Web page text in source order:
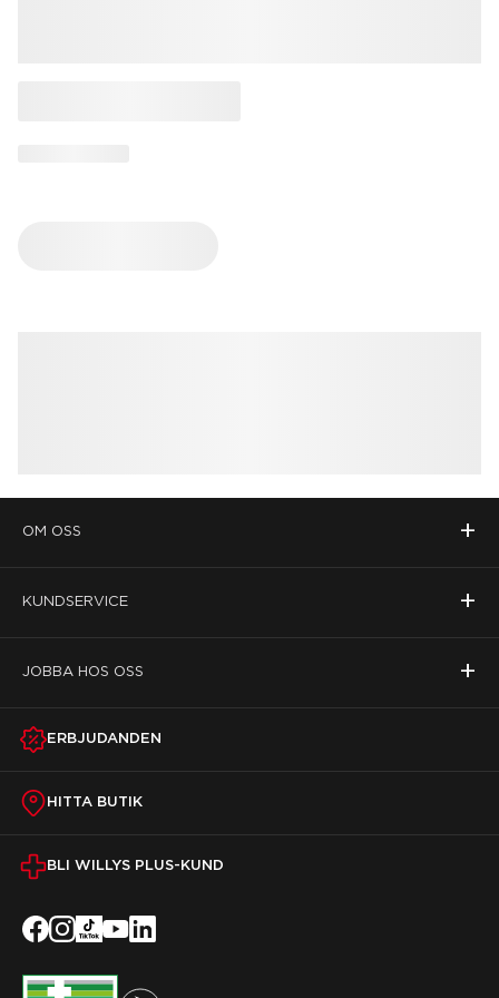
OM OSS +
KUNDSERVICE +
JOBBA HOS OSS +
ERBJUDANDEN
HITTA BUTIK
BLI WILLYS PLUS-KUND